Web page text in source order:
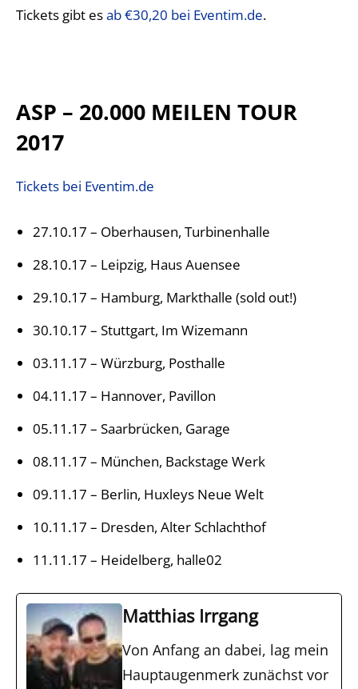
Tickets gibt esab €30,20 bei Eventim.de.
ASP – 20.000 MEILEN TOUR
2017
Tickets bei Eventim.de
27.10.17 – Oberhausen, Turbinenhalle
28.10.17 – Leipzig, Haus Auensee
29.10.17 – Hamburg, Markthalle (sold out!)
30.10.17 – Stuttgart, Im Wizemann
03.11.17 – Würzburg, Posthalle
04.11.17 – Hannover, Pavillon
05.11.17 – Saarbrücken, Garage
08.11.17 – München, Backstage Werk
09.11.17 – Berlin, Huxleys Neue Welt
10.11.17 – Dresden, Alter Schlachthof
11.11.17 – Heidelberg, halle02
Matthias Irrgang
Von Anfang an dabei, lag mein
Hauptaugenmerk zunächst vor